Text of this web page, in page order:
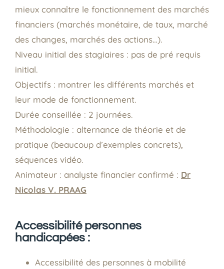
mieux connaître le fonctionnement des marchés
financiers (marchés monétaire, de taux, marché
des changes, marchés des actions…).
Niveau initial des stagiaires : pas de pré requis
initial.
Objectifs : montrer les différents marchés et
leur mode de fonctionnement.
Durée conseillée : 2 journées.
Méthodologie : alternance de théorie et de
pratique (beaucoup d’exemples concrets),
séquences vidéo.
Animateur : analyste financier confirmé : Dr
Nicolas V. PRAAG
Accessibilité personnes
handicapées :
Accessibilité des personnes à mobilité